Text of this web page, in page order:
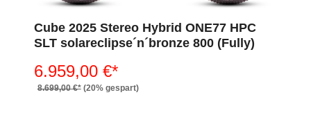
Cube 2025 Stereo Hybrid ONE77 HPC
SLT solareclipse´n´bronze 800 (Fully)
6.959,00 €*
8.699,00 €* (20% gespart)